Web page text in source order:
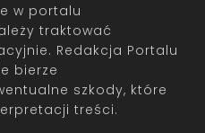
w portalu
traktować
Redakcja Portalu
bierze
szkody, które
treści.